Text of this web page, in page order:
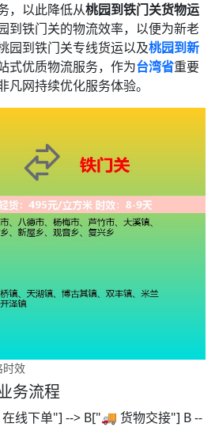
，以此降低从桃园到铁门关货物运
到铁门关的物流效率，以便为新老
园到铁门关专线货运以及桃园到新
式优质物流服务，作为台湾省重要
网持续优化服务体验。
时效
务流程
线下单"] --> B["🚚 货物交接"] B --